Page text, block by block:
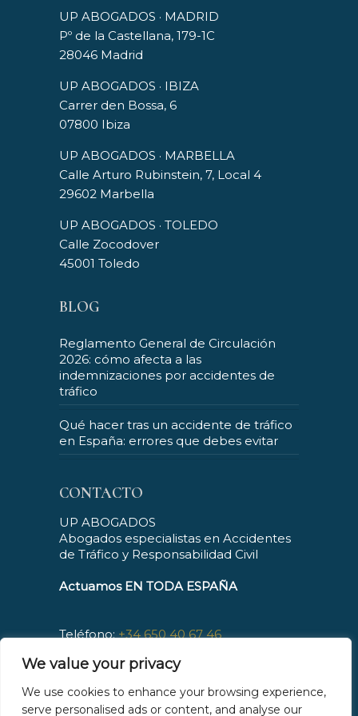
We value your privacy
We use cookies to enhance your browsing experience,
serve personalised ads or content, and analyse our
UP ABOGADOS · MADRID
Pº de la Castellana, 179-1C
28046 Madrid
UP ABOGADOS · IBIZA
Carrer den Bossa, 6
07800 Ibiza
UP ABOGADOS · MARBELLA
Calle Arturo Rubinstein, 7, Local 4
29602 Marbella
UP ABOGADOS · TOLEDO
Calle Zocodover
45001 Toledo
BLOG
Reglamento General de Circulación
2026: cómo afecta a las
indemnizaciones por accidentes de
tráfico
Qué hacer tras un accidente de tráfico
en España: errores que debes evitar
CONTACTO
UP ABOGADOS
Abogados especialistas en Accidentes
de Tráfico y Responsabilidad Civil
Actuamos EN TODA ESPAÑA
Teléfono:+34 650 40 67 46
Atención telefónica: 24h/7 días
Web:www.upabogados.es